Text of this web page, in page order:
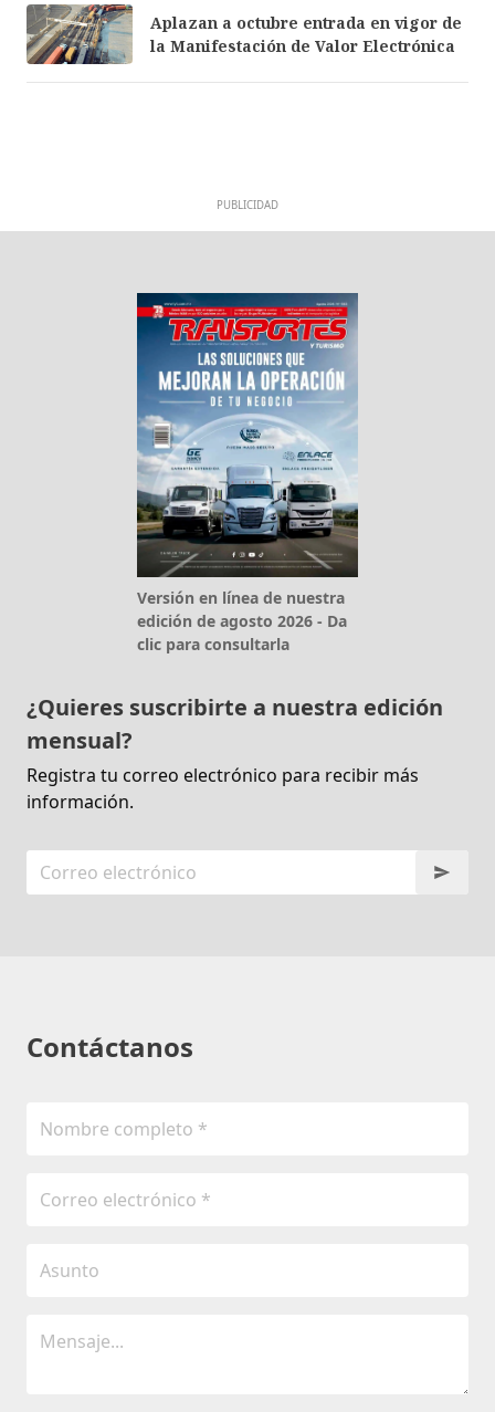
Aplazan a octubre entrada en vigor de
la Manifestación de Valor Electrónica
PUBLICIDAD
Versión en línea de nuestra
edición de agosto 2026 - Da
clic para consultarla
¿Quieres suscribirte a nuestra edición
mensual?
Registra tu correo electrónico para recibir más
información.
Contáctanos